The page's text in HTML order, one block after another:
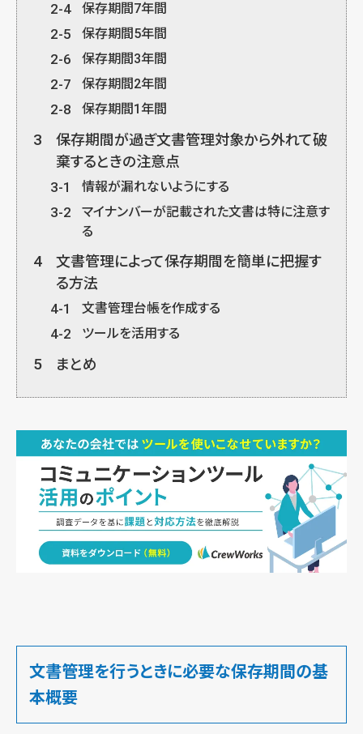
2-4 保存期間7年間
2-5 保存期間5年間
2-6 保存期間3年間
2-7 保存期間2年間
2-8 保存期間1年間
3
保存期間が過ぎ文書管理対象から外れて破
棄するときの注意点
3-1 情報が漏れないようにする
3-2
マイナンバーが記載された文書は特に注意す
る
4
文書管理によって保存期間を簡単に把握す
る方法
4-1 文書管理台帳を作成する
4-2 ツールを活用する
5 まとめ
文書管理を行うときに必要な保存期間の基
本概要